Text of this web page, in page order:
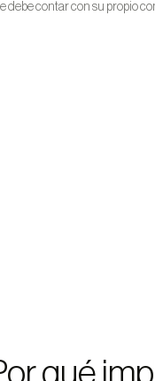
debe contar con su propio
qué